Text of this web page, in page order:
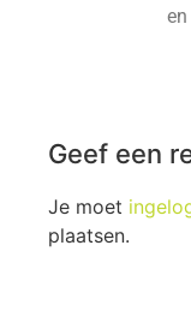
Geef een
Je moet
plaatsen.